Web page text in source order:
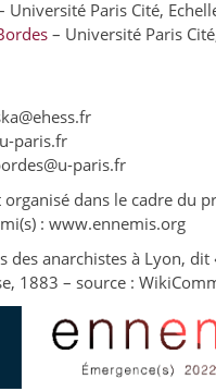
Université Paris Cité,
– Université Paris
paris.fr
paris.fr
organisé dans le cadre du
: www.ennemis.org
des anarchistes à Lyon, dit
1883 – source :